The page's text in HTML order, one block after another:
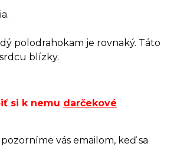
polodrahokam je rovnaký. Táto
blízky.
si k nemu darčekové
vás emailom, keď sa